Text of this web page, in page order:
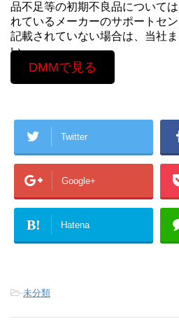
品不足等の初期不良品について
れているメーカーのサポートセ
記載されていない場合は、当社
い。
DMMで見る
Twitter
Google+
B! Hatena
-未分類